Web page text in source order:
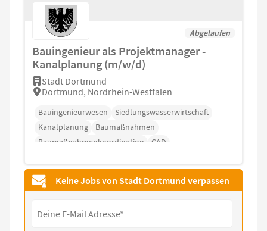
Abgelaufen
Bauingenieur als Projektmanager -
Kanalplanung (m/w/d)
Stadt Dortmund
Dortmund, Nordrhein-Westfalen
Bauingenieurwesen
Siedlungswasserwirtschaft
Kanalplanung
Baumaßnahmen
Baumaßnahmenkoordination
CAD
Keine Jobs von Stadt Dortmund verpassen